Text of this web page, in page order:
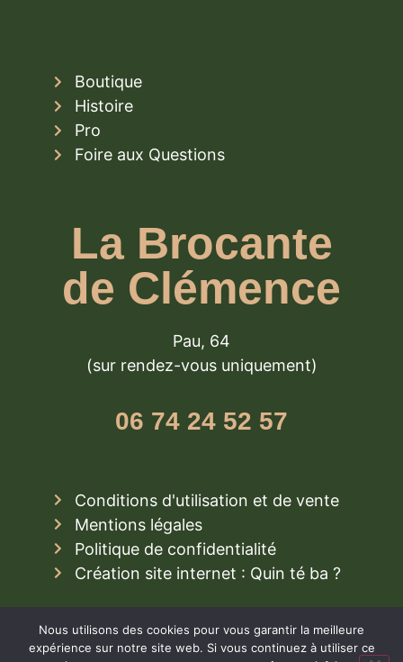
Boutique
Histoire
Pro
Foire aux Questions
La Brocante
de Clémence
Pau, 64
(sur rendez-vous uniquement)
06 74 24 52 57
Conditions d'utilisation et de vente
Mentions légales
Politique de confidentialité
Création site internet : Quin té ba ?
Nous utilisons des cookies pour vous garantir la meilleure
expérience sur notre site web. Si vous continuez à utiliser ce